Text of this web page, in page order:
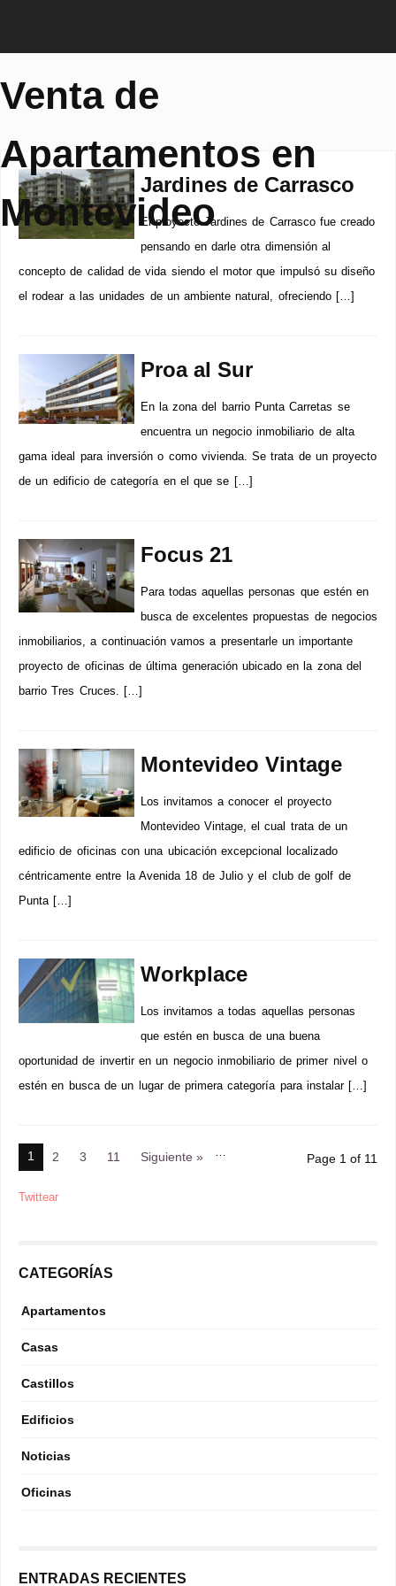
Venta de
Apartamentos en
Montevideo
Jardines de Carrasco
El proyecto Jardines de Carrasco fue creado
pensando en darle otra dimensión al
concepto de calidad de vida siendo el motor que impulsó su diseño
el rodear a las unidades de un ambiente natural, ofreciendo […]
Proa al Sur
En la zona del barrio Punta Carretas se
encuentra un negocio inmobiliario de alta
gama ideal para inversión o como vivienda. Se trata de un proyecto
de un edificio de categoría en el que se […]
Focus 21
Para todas aquellas personas que estén en
busca de excelentes propuestas de negocios
inmobiliarios, a continuación vamos a presentarle un importante
proyecto de oficinas de última generación ubicado en la zona del
barrio Tres Cruces. […]
Montevideo Vintage
Los invitamos a conocer el proyecto
Montevideo Vintage, el cual trata de un
edificio de oficinas con una ubicación excepcional localizado
céntricamente entre la Avenida 18 de Julio y el club de golf de
Punta […]
Workplace
Los invitamos a todas aquellas personas
que estén en busca de una buena
oportunidad de invertir en un negocio inmobiliario de primer nivel o
estén en busca de un lugar de primera categoría para instalar […]
1 2 3 …
11 Siguiente » Page 1 of 11
Twittear
CATEGORÍAS
Apartamentos
Casas
Castillos
Edificios
Noticias
Oficinas
ENTRADAS RECIENTES